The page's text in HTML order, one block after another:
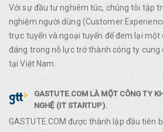
Với sự đầu tư nghiêm túc, chúng tôi tập
nghiệm người dùng (Customer
trực tuyến và ngoại tuyến để đem lại một
đáng trong nỗ lực trở thành công ty cung
tại Việt Nam.
GASTUTE.COM LÀ MỘT CÔNG TY
NGHỆ (IT STARTUP).
GASTUTE.COM được thành lập đầu tiên